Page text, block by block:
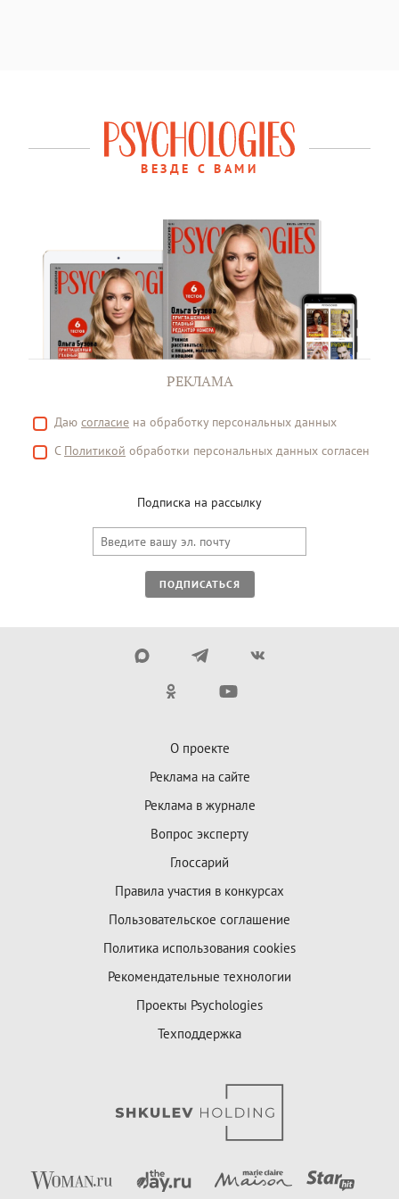
ВЕЗДЕ С ВАМИ
РЕКЛАМА
Даю согласие на обработку персональных данных
С Политикой обработки персональных данных согласен
Подписка на рассылку
ПОДПИСАТЬСЯ
О проекте
Реклама на сайте
Реклама в журнале
Вопрос эксперту
Глоссарий
Правила участия в конкурсах
Пользовательское соглашение
Политика использования cookies
Рекомендательные технологии
Проекты Psychologies
Техподдержка